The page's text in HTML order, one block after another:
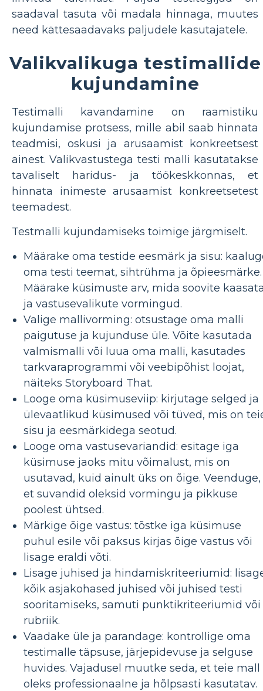
saadaval tasuta või madala hinnaga, muutes
need kättesaadavaks paljudele kasutajatele.
Valikvalikuga testimallide
kujundamine
Testimalli kavandamine on raamistiku
kujundamise protsess, mille abil saab hinnata
teadmisi, oskusi ja arusaamist konkreetsest
ainest. Valikvastustega testi malli kasutatakse
tavaliselt haridus- ja töökeskkonnas, et
hinnata inimeste arusaamist konkreetsetest
teemadest.
Testmalli kujundamiseks toimige järgmiselt.
Määrake oma testide eesmärk ja sisu:
oma testi teemat, sihtrühma ja õpieesmärke.
Määrake küsimuste arv, mida soovite
ja vastusevalikute vormingud.
Valige mallivorming: otsustage oma malli
paigutuse ja kujunduse üle. Võite kasutada
valmismalli või luua oma malli, kasutades
tarkvaraprogrammi või veebipõhist loojat,
näiteks Storyboard That.
Looge oma küsimuseviip: kirjutage selged ja
ülevaatlikud küsimused või tüved, mis on
sisu ja eesmärkidega seotud.
Looge oma vastusevariandid: esitage iga
küsimuse jaoks mitu võimalust, mis on
usutavad, kuid ainult üks on õige. Veenduge,
et suvandid oleksid vormingu ja pikkuse
poolest ühtsed.
Märkige õige vastus: tõstke iga küsimuse
puhul esile või paksus kirjas õige vastus või
lisage eraldi võti.
Lisage juhised ja hindamiskriteeriumid:
kõik asjakohased juhised või juhised testi
sooritamiseks, samuti punktikriteeriumid või
rubriik.
Vaadake üle ja parandage: kontrollige oma
testimalle täpsuse, järjepidevuse ja selguse
huvides. Vajadusel muutke seda, et teie mall
oleks professionaalne ja hõlpsasti kasutatav.